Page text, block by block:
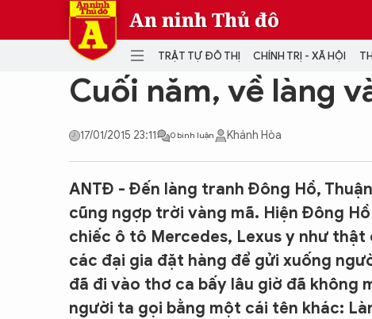
An ninh Thủ đô
TRẬT TỰ ĐÔ THỊ CHÍNH TRỊ - XÃ HỘI
DANH MỤC
THẾ GIỚI
Quân sự
THÀNH PHỐ THÔNG MINH
VĂN
THỂ THAO
KINH DOANH
Cuối năm, về làng
17/01/2015 23:11 0 bình luận Khánh Hòa
ANTĐ - Đến làng tranh Đông Hồ,
cũng ngợp trời vàng mã. Hiện Đông
chiếc ô tô Mercedes, Lexus y như
các đại gia đặt hàng để gửi xuống
đã đi vào thơ ca bấy lâu giờ đã không
người ta gọi bằng một cái tên khác: